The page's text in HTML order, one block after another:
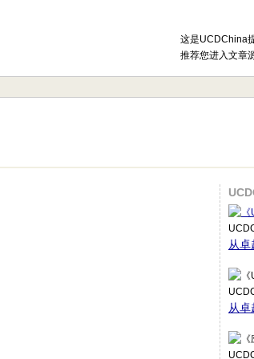
这是UCDChina
推荐您进入文章
从
从